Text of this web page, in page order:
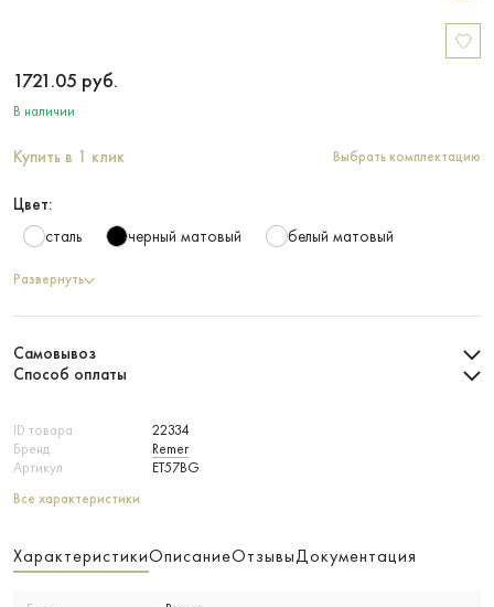
ID товара
22334
Бренд
Remer
Артикул
ET57BG
Все характеристики
1721.05 руб.
В наличии
Купить в 1 клик Выбрать комплектацию
Цвет:
сталь
черный матовый белый матовый
Развернуть
Самовывоз
Способ оплаты
ХарактеристикиОписаниеОтзывыДокументация